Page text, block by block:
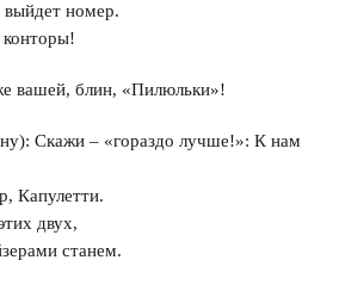
номер.
конторы!
вашей, блин, «Пилюльки»!
Скажи – «гораздо лучше!»: К нам
Капулетти.
двух,
станем.